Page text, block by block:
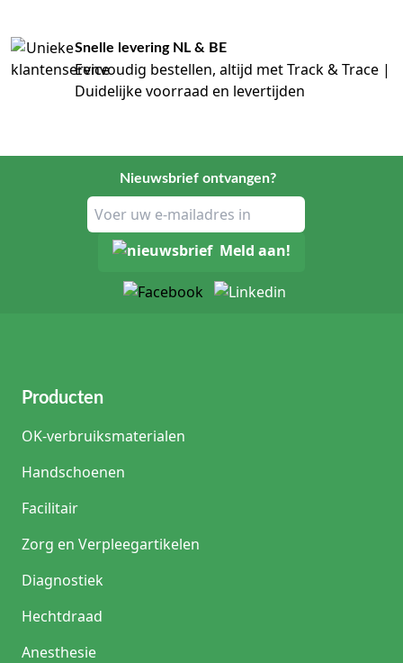
Snelle levering NL & BE
Eenvoudig bestellen, altijd met Track & Trace |
Duidelijke voorraad en levertijden
Nieuwsbrief ontvangen?
Meld aan!
Producten
OK-verbruiksmaterialen
Handschoenen
Facilitair
Zorg en Verpleegartikelen
Diagnostiek
Hechtdraad
Anesthesie